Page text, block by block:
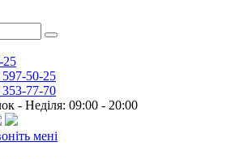
25
50-25
77-70
- Неділя: 09:00 - 20:00
мені